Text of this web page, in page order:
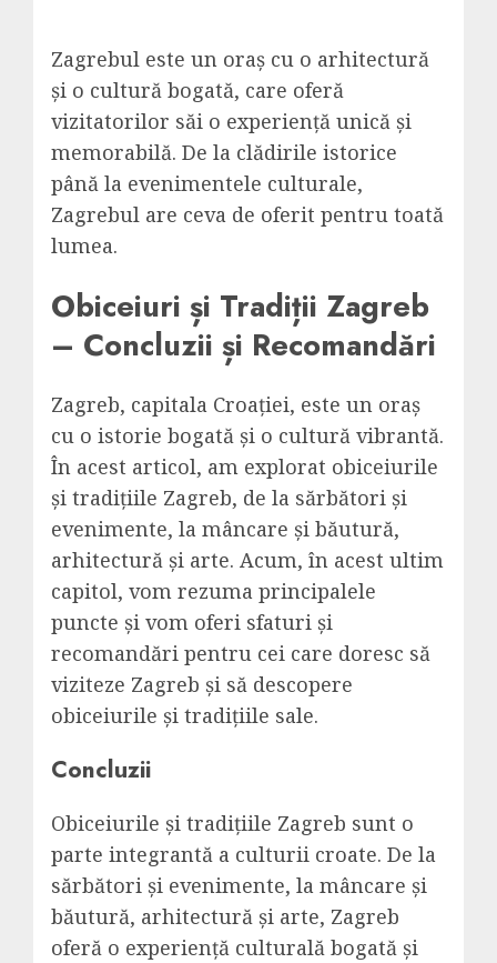
Zagrebul este un oraș cu o arhitectură
și o cultură bogată, care oferă
vizitatorilor săi o experiență unică și
memorabilă. De la clădirile istorice
până la evenimentele culturale,
Zagrebul are ceva de oferit pentru toată
lumea.
Obiceiuri și Tradiții Zagreb
– Concluzii și Recomandări
Zagreb, capitala Croației, este un oraș
cu o istorie bogată și o cultură vibrantă.
În acest articol, am explorat obiceiurile
și tradițiile Zagreb, de la sărbători și
evenimente, la mâncare și băutură,
arhitectură și arte. Acum, în acest ultim
capitol, vom rezuma principalele
puncte și vom oferi sfaturi și
recomandări pentru cei care doresc să
viziteze Zagreb și să descopere
obiceiurile și tradițiile sale.
Concluzii
Obiceiurile și tradițiile Zagreb sunt o
parte integrantă a culturii croate. De la
sărbători și evenimente, la mâncare și
băutură, arhitectură și arte, Zagreb
oferă o experiență culturală bogată și